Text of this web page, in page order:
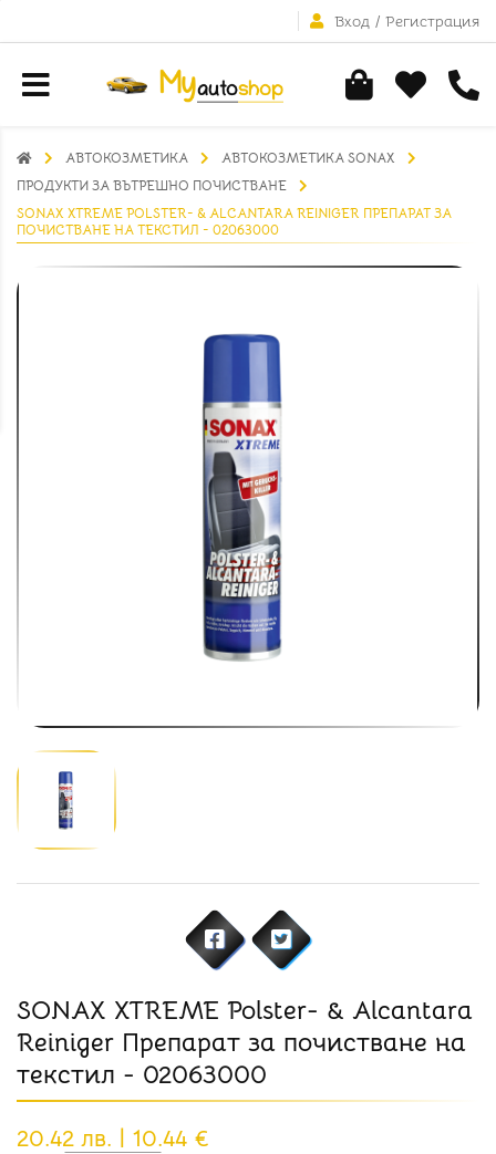
Вход / Регистрация
АВТОКОЗМЕТИКА
АВТОКОЗМЕТИКА SONAX
ПРОДУКТИ ЗА ВЪТРЕШНО ПОЧИСТВАНЕ
SONAX XTREME POLSTER- & ALCANTARA REINIGER ПРЕПАРАТ ЗА
ПОЧИСТВАНЕ НА ТЕКСТИЛ - 02063000
SONAX XTREME Polster- & Alcantara
Reiniger Препарат за почистване на
текстил - 02063000
20.42 лв. | 10.44 €